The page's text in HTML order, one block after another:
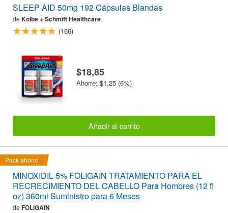
SLEEP AID 50mg 192 Cápsulas Blandas
de Kolbe + Schmitt Healthcare
(166)
$18,85
Ahorre: $1,25 (6%)
Añadir al carrito
Pack ahorro
MINOXIDIL 5% FOLIGAIN TRATAMIENTO PARA EL
RECRECIMIENTO DEL CABELLO Para Hombres (12 fl
oz) 360ml Suministro para 6 Meses
de FOLIGAIN